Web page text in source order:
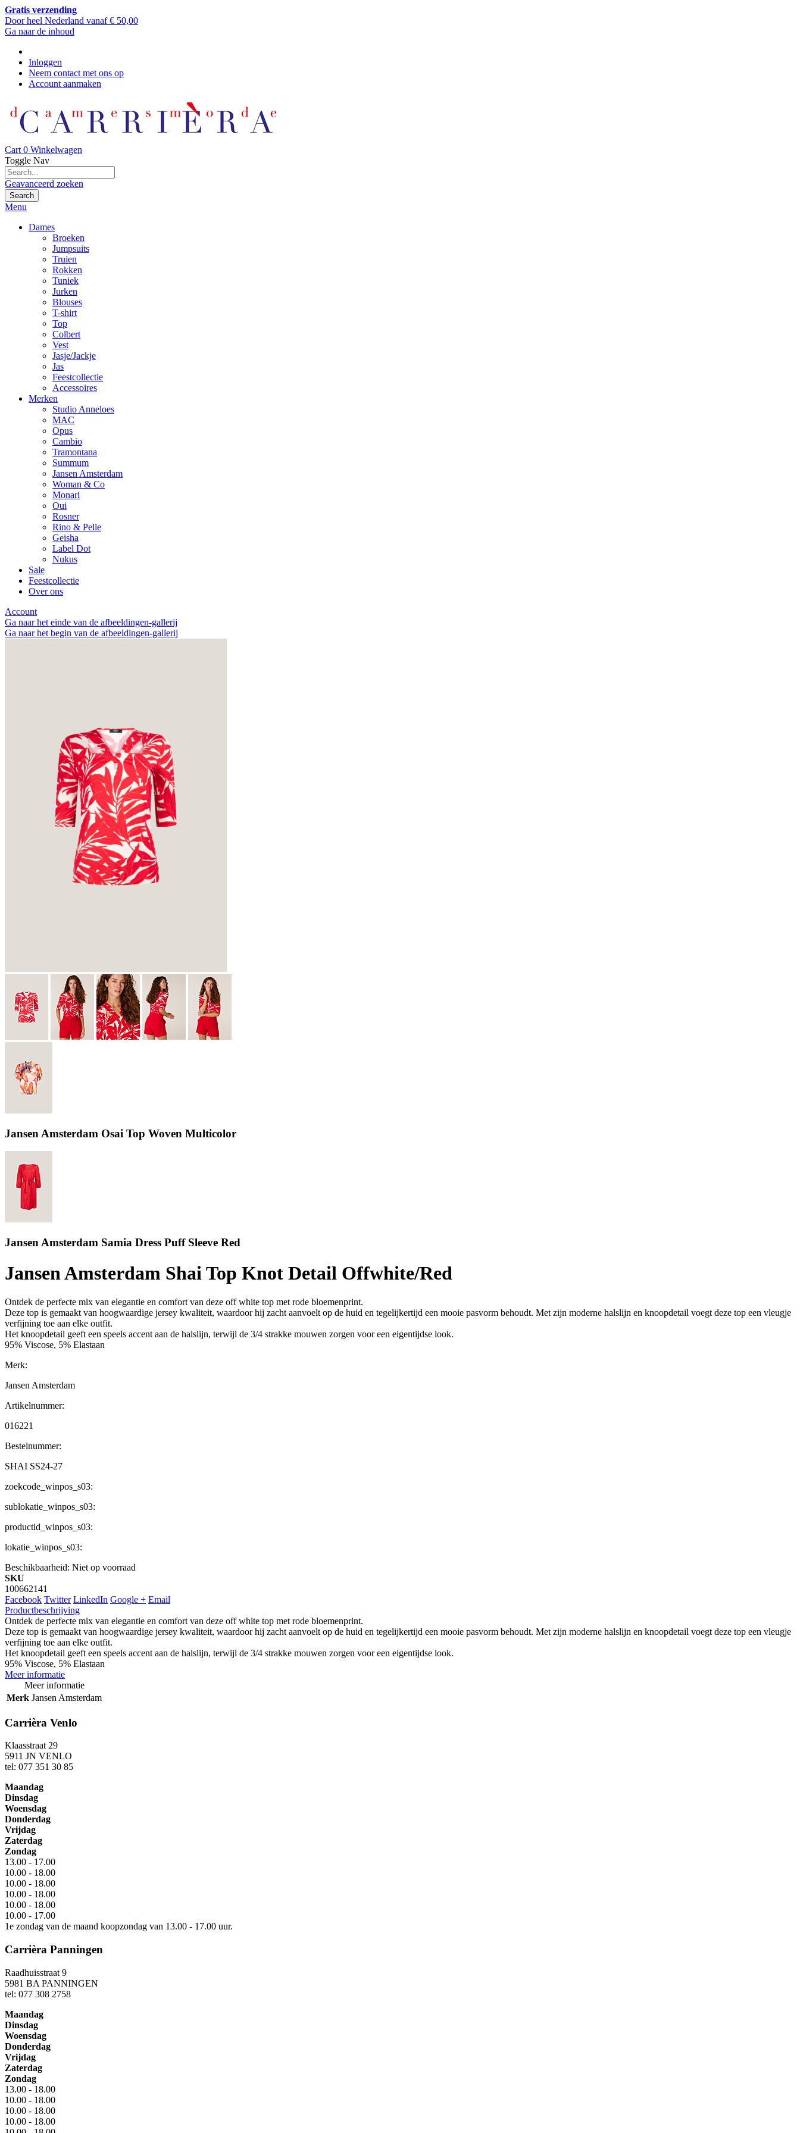
Gratis verzending
Door heel Nederland vanaf € 50,00
Ga naar de inhoud
Inloggen
Neem contact met ons op
Account aanmaken
Cart 0 Winkelwagen
Toggle Nav
Geavanceerd zoeken
Search
Menu
Dames
Broeken
Jumpsuits
Truien
Rokken
Tuniek
Jurken
Blouses
T-shirt
Top
Colbert
Vest
Jasje/Jackje
Jas
Feestcollectie
Accessoires
Merken
Studio Anneloes
MAC
Opus
Cambio
Tramontana
Summum
Jansen Amsterdam
Woman & Co
Monari
Oui
Rosner
Rino & Pelle
Geisha
Label Dot
Nukus
Sale
Feestcollectie
Over ons
Account
Ga naar het einde van de afbeeldingen-gallerij
Ga naar het begin van de afbeeldingen-gallerij
Jansen Amsterdam Osai Top Woven Multicolor
Jansen Amsterdam Samia Dress Puff Sleeve Red
Jansen Amsterdam Shai Top Knot Detail Offwhite/Red
Ontdek de perfecte mix van elegantie en comfort van deze off white top met rode bloemenprint.
Deze top is gemaakt van hoogwaardige jersey kwaliteit, waardoor hij zacht aanvoelt op de huid en tegelijkertijd een mooie pasvorm behoudt. Met zijn moderne halslijn en knoopdetail voegt deze top een vleugje
verfijning toe aan elke outfit.
Het knoopdetail geeft een speels accent aan de halslijn, terwijl de 3/4 strakke mouwen zorgen voor een eigentijdse look.
95% Viscose, 5% Elastaan
Merk:
Jansen Amsterdam
Artikelnummer:
016221
Bestelnummer:
SHAI SS24-27
zoekcode_winpos_s03:
sublokatie_winpos_s03:
productid_winpos_s03:
lokatie_winpos_s03:
Beschikbaarheid: Niet op voorraad
SKU
100662141
Facebook Twitter LinkedIn Google + Email
Productbeschrijving
Ontdek de perfecte mix van elegantie en comfort van deze off white top met rode bloemenprint.
Deze top is gemaakt van hoogwaardige jersey kwaliteit, waardoor hij zacht aanvoelt op de huid en tegelijkertijd een mooie pasvorm behoudt. Met zijn moderne halslijn en knoopdetail voegt deze top een vleugje
verfijning toe aan elke outfit.
Het knoopdetail geeft een speels accent aan de halslijn, terwijl de 3/4 strakke mouwen zorgen voor een eigentijdse look.
95% Viscose, 5% Elastaan
Meer informatie
Meer informatie
Merk Jansen Amsterdam
Carrièra Venlo
Klaasstraat 29
5911 JN VENLO
tel: 077 351 30 85
Maandag
Dinsdag
Woensdag
Donderdag
Vrijdag
Zaterdag
Zondag
13.00 - 17.00
10.00 - 18.00
10.00 - 18.00
10.00 - 18.00
10.00 - 18.00
10.00 - 17.00
1e zondag van de maand koopzondag van 13.00 - 17.00 uur.
Carrièra Panningen
Raadhuisstraat 9
5981 BA PANNINGEN
tel: 077 308 2758
Maandag
Dinsdag
Woensdag
Donderdag
Vrijdag
Zaterdag
Zondag
13.00 - 18.00
10.00 - 18.00
10.00 - 18.00
10.00 - 18.00